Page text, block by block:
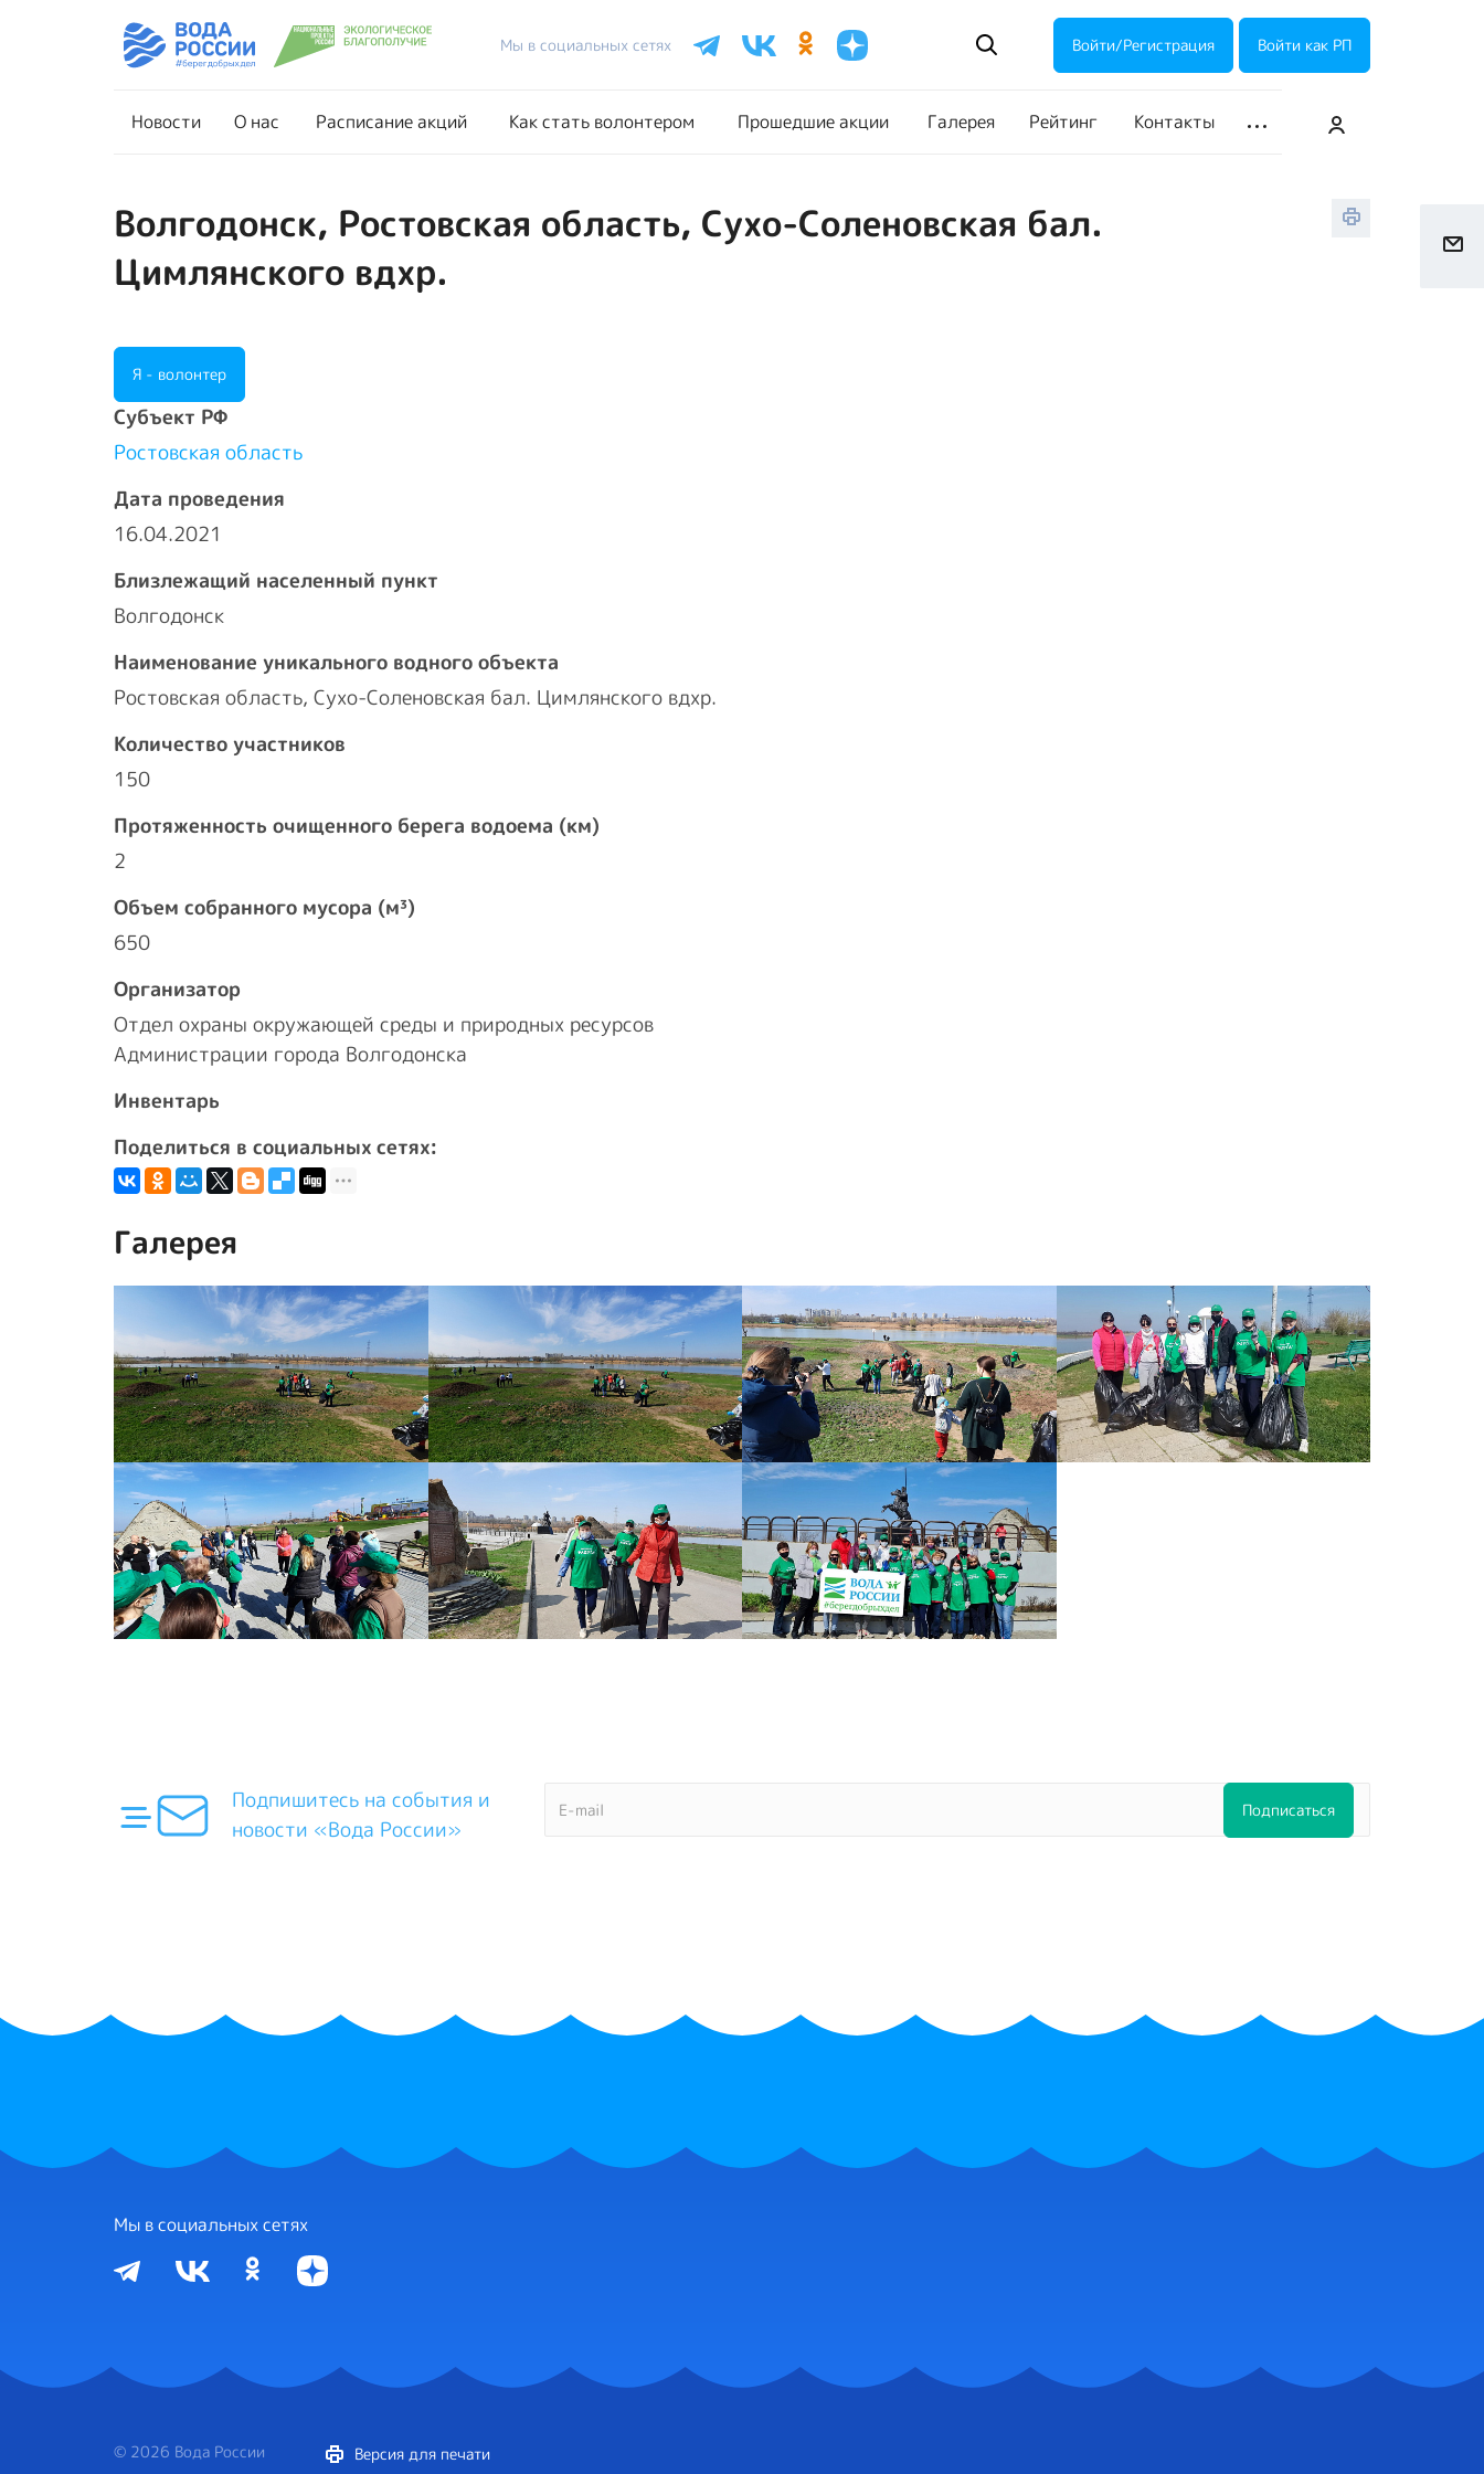
Мы в социальных сетях Войти/Регистрация Войти как РП
Новости О нас Расписание акций Как стать волонтером Прошедшие акции Галерея Рейтинг Контакты
Новости О нас Как стать волонтером Прошедшие акции
Волгодонск, Ростовская область, Сухо-Cоленовская бал.
Цимлянского вдхр.
Я - волонтер
Cубъект РФ
Ростовская область
Дата проведения
16.04.2021
Близлежащий населенный пункт
Волгодонск
Наименование уникального водного объекта
Ростовская область, Сухо-Cоленовская бал. Цимлянского вдхр.
Количество участников
150
Протяженность очищенного берега водоема (км)
2
Объем собранного мусора (м³)
650
Организатор
Отдел охраны окружающей среды и природных ресурсов
Администрации города Волгодонска
Инвентарь
Поделиться в социальных сетях:
Галерея
Подпишитесь на события и
новости «Вода России»
Мы в социальных сетях
© 2026 Вода России Версия для печати